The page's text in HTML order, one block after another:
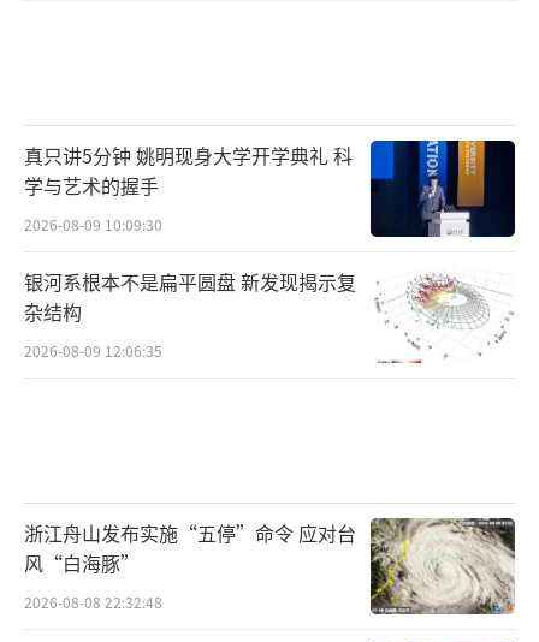
真只讲5分钟 姚明现身大学开学典礼 科
学与艺术的握手
2026-08-09 10:09:30
银河系根本不是扁平圆盘 新发现揭示复
杂结构
2026-08-09 12:06:35
浙江舟山发布实施“五停”命令 应对台
风“白海豚”
2026-08-08 22:32:48